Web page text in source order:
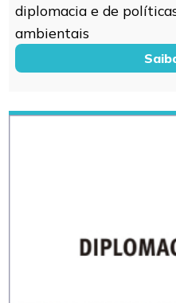
diplomacia e de
ambientais